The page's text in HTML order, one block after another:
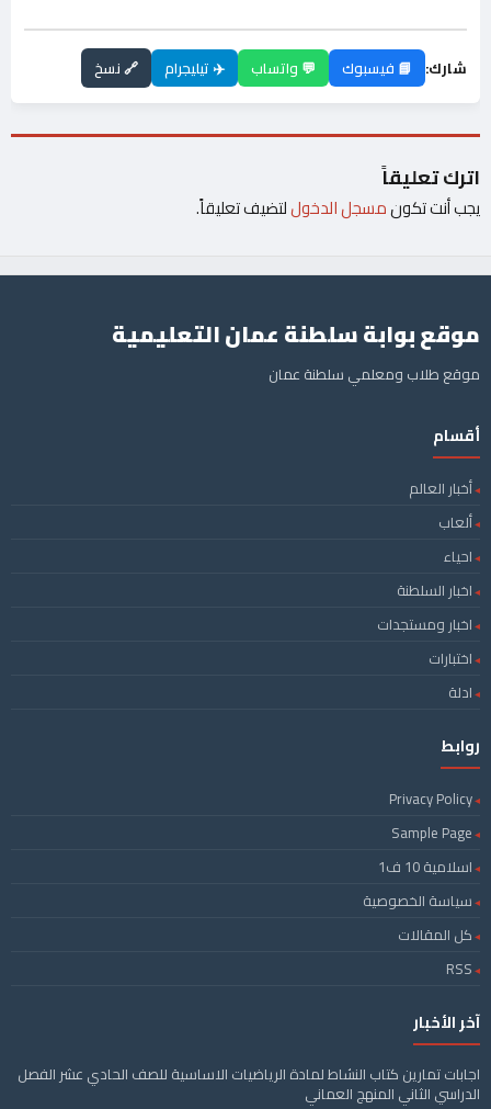
شارك: 📘 فيسبوك 💬 واتساب ✈️ تيليجرام 🔗 نسخ
اترك تعليقاً
يجب أنت تكونمسجل الدخوللتضيف تعليقاً.
موقع بوابة سلطنة عمان التعليمية
موقع طلاب ومعلمي سلطنة عمان
أقسام
أخبار العالم
ألعاب
احياء
اخبار السلطنة
اخبار ومستجدات
اختبارات
ادلة
روابط
Privacy Policy
Sample Page
اسلامية 10 ف1
سياسة الخصوصية
كل المقالات
RSS
آخر الأخبار
اجابات تمارين كتاب النشاط لمادة الرياضيات الاساسية للصف الحادي عشر الفصل
الدراسي الثاني المنهج العماني